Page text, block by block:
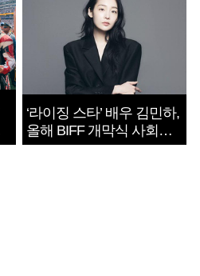
‘라이징 스타’ 배우 김민하,
올해 BIFF 개막식 사회자
확정